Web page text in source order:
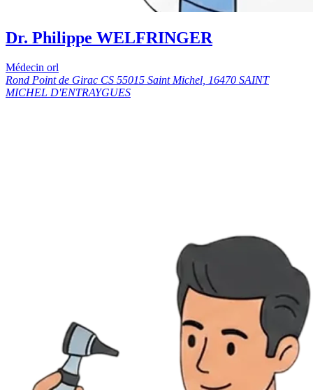
Dr. Philippe WELFRINGER
Médecin orl
Rond Point de Girac CS 55015 Saint Michel, 16470 SAINT
MICHEL D'ENTRAYGUES